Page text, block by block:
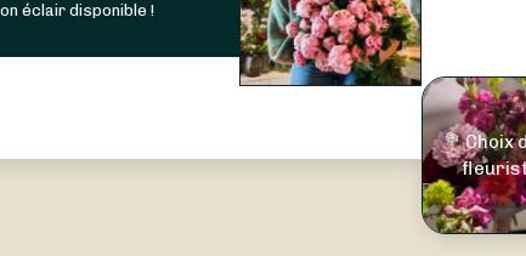
éclair disponible !
💐 Choix